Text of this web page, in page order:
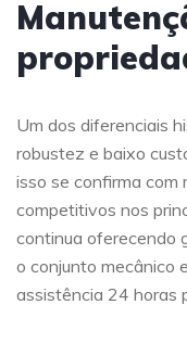
Um dos diferenciais
robustez e baixo
isso se confirma com
competitivos nos
continua oferecendo
o conjunto mecânico
assistência 24 horas